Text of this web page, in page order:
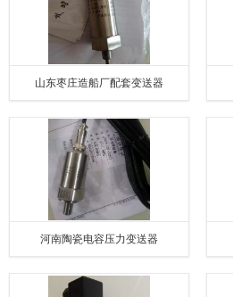
山东枣庄造船厂配套变送器
河南陶瓷电容压力变送器